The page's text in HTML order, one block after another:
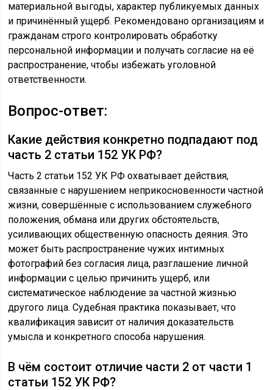
материальной выгоды, характер публикуемых данных
и причинённый ущерб. Рекомендовано организациям и
гражданам строго контролировать обработку
персональной информации и получать согласие на её
распространение, чтобы избежать уголовной
ответственности.
Вопрос-ответ:
Какие действия конкретно подпадают под
часть 2 статьи 152 УК РФ?
Часть 2 статьи 152 УК РФ охватывает действия,
связанные с нарушением неприкосновенности частной
жизни, совершённые с использованием служебного
положения, обмана или других обстоятельств,
усиливающих общественную опасность деяния. Это
может быть распространение чужих интимных
фотографий без согласия лица, разглашение личной
информации с целью причинить ущерб, или
систематическое наблюдение за частной жизнью
другого лица. Судебная практика показывает, что
квалификация зависит от наличия доказательств
умысла и конкретного способа нарушения.
В чём состоит отличие части 2 от части 1
статьи 152 УК РФ?